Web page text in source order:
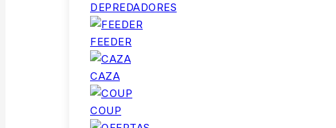
DEPREDADORES
FEEDER
CAZA
COUP